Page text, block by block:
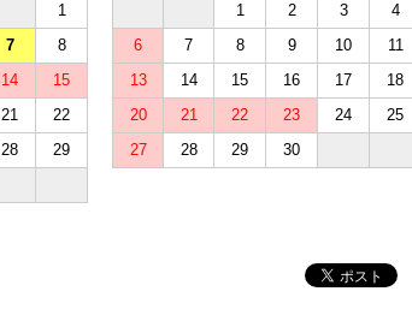
1
7
8
14
15
21
22
28
29
1
2 3 4
6
7 8 9 10 11
13
14 15 16 17 18
20
21 22 23 24 25
27
28 29 30